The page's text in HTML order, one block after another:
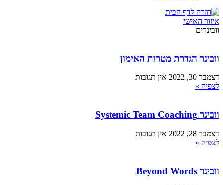
איזור האישי
וובינרים
וובינר הגדרת מטרות האימון
דצמבר 30, 2022
אין תגובות
לצפיה »
וובינר Systemic Team Coaching
דצמבר 28, 2022
אין תגובות
לצפיה »
וובינר Beyond Words